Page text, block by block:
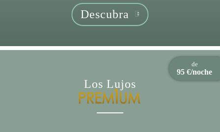
Descubra
Los Lujos
de
95 €/noche